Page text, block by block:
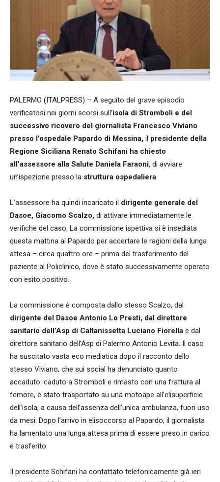
PALERMO (ITALPRESS) – A seguito del grave episodio
verificatosi nei giorni scorsi sull’isola di Stromboli e del
successivo ricovero del giornalista Francesco Viviano
presso l’ospedale Papardo di Messina, il presidente della
Regione Siciliana Renato Schifani ha chiesto
all’assessore alla Salute Daniela Faraoni, di avviare
un’ispezione presso la struttura ospedaliera.
L’assessore ha quindi incaricato il dirigente generale del
Dasoe, Giacomo Scalzo, di attivare immediatamente le
verifiche del caso. La commissione ispettiva si è insediata
questa mattina al Papardo per accertare le ragioni della lunga
attesa – circa quattro ore – prima del trasferimento del
paziente al Policlinico, dove è stato successivamente operato
con esito positivo.
La commissione è composta dallo stesso Scalzo, dal
dirigente del Dasoe Antonio Lo Presti, dal direttore
sanitario dell’Asp di Caltanissetta Luciano Fiorella e dal
direttore sanitario dell’Asp di Palermo Antonio Levita. Il caso
ha suscitato vasta eco mediatica dopo il racconto dello
stesso Viviano, che sui social ha denunciato quanto
accaduto: caduto a Stromboli e rimasto con una frattura al
femore, è stato trasportato su una motoape all’elisuperficie
dell’isola, a causa dell’assenza dell’unica ambulanza, fuori uso
da mesi. Dopo l’arrivo in elisoccorso al Papardo, il giornalista
ha lamentato una lunga attesa prima di essere preso in carico
e trasferito.
Il presidente Schifani ha contattato telefonicamente già ieri